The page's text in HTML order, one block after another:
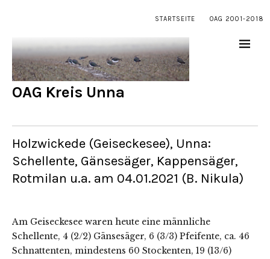
STARTSEITE OAG 2001-2018
OAG Kreis Unna
Holzwickede (Geiseckesee), Unna:
Schellente, Gänsesäger, Kappensäger,
Rotmilan u.a. am 04.01.2021 (B. Nikula)
Am Geiseckesee waren heute eine männliche
Schellente, 4 (2/2) Gänsesäger, 6 (3/3) Pfeifente, ca. 46
Schnattenten, mindestens 60 Stockenten, 19 (13/6)